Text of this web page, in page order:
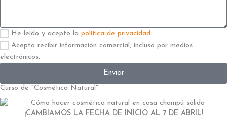
Aceptación
2
He leído y acepto la política de privacidad
Aceptación
Acepto recibir información comercial, incluso por medios
electrónicos.
Enviar
Curso de "Cosmética Natural"
¡CAMBIAMOS LA FECHA DE INICIO AL 7 DE ABRIL!